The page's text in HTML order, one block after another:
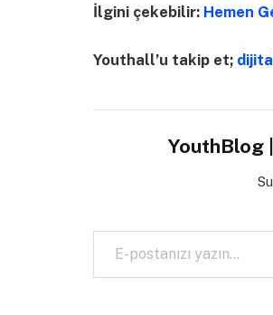
İlgini çekebilir: Hemen
Youthall’u takip et;
YouthBlog
E-postanızı yazın…